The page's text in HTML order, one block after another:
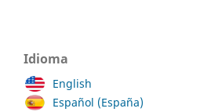
Idioma
English
Español (España)